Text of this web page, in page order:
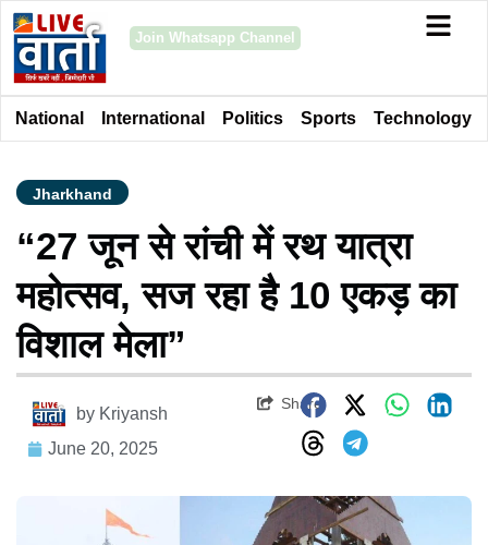
Join Whatsapp Channel
National International Politics Sports Technology
Jharkhand
“27 जून से रांची में रथ यात्रा
महोत्सव, सज रहा है 10 एकड़ का
विशाल मेला”
by Kriyansh
June 20, 2025
Share